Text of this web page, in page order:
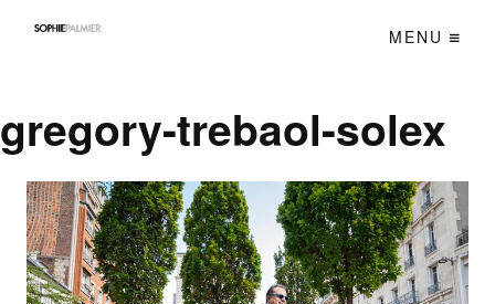
MENU
gregory-trebaol-solex